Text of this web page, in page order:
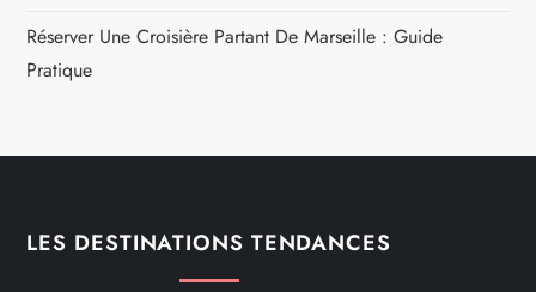
Réserver Une Croisière Partant De Marseille : Guide
Pratique
LES DESTINATIONS TENDANCES